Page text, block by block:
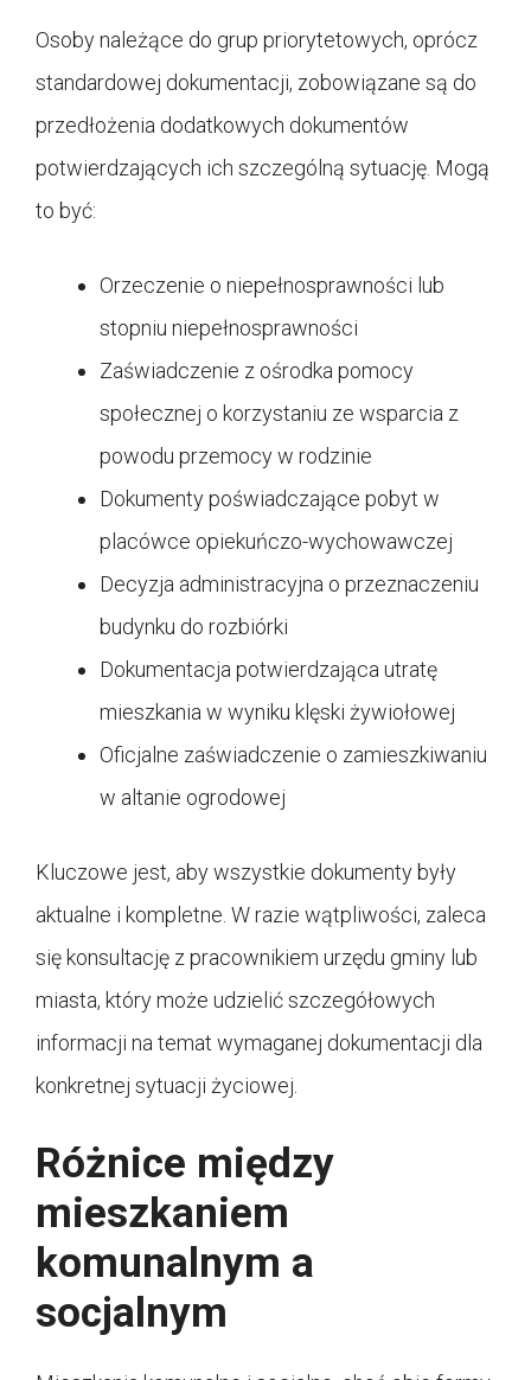
Osoby należące do grup priorytetowych, oprócz
standardowej dokumentacji, zobowiązane są do
przedłożenia dodatkowych dokumentów
potwierdzających ich szczególną sytuację. Mogą
to być:
Orzeczenie o niepełnosprawności lub
stopniu niepełnosprawności
Zaświadczenie z ośrodka pomocy
społecznej o korzystaniu ze wsparcia z
powodu przemocy w rodzinie
Dokumenty poświadczające pobyt w
placówce opiekuńczo-wychowawczej
Decyzja administracyjna o przeznaczeniu
budynku do rozbiórki
Dokumentacja potwierdzająca utratę
mieszkania w wyniku klęski żywiołowej
Oficjalne zaświadczenie o zamieszkiwaniu
w altanie ogrodowej
Kluczowe jest, aby wszystkie dokumenty były
aktualne i kompletne. W razie wątpliwości, zaleca
się konsultację z pracownikiem urzędu gminy lub
miasta, który może udzielić szczegółowych
informacji na temat wymaganej dokumentacji dla
konkretnej sytuacji życiowej.
Różnice między
mieszkaniem
komunalnym a
socjalnym